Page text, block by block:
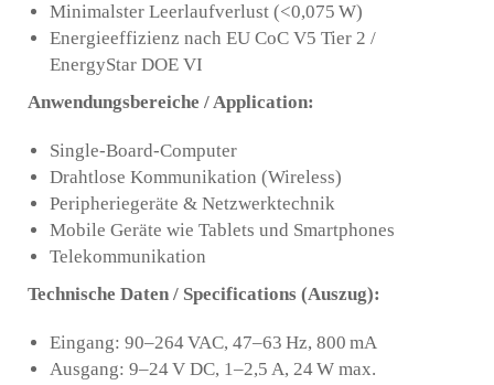
Minimalster Leerlaufverlust (<0,075 W)
Energieeffizienz nach EU CoC V5 Tier 2 /
EnergyStar DOE VI
Anwendungsbereiche / Application:
Single-Board-Computer
Drahtlose Kommunikation (Wireless)
Peripheriegeräte & Netzwerktechnik
Mobile Geräte wie Tablets und Smartphones
Telekommunikation
Technische Daten / Specifications (Auszug):
Eingang: 90–264 VAC, 47–63 Hz, 800 mA
Ausgang: 9–24 V DC, 1–2,5 A, 24 W max.